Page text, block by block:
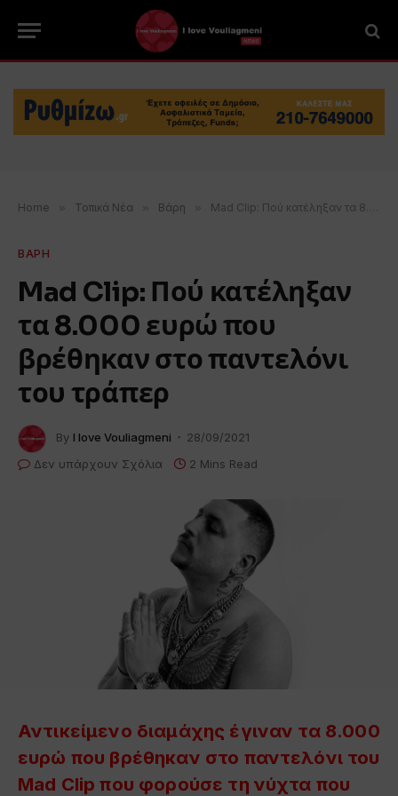
Home » Τοπικά Νέα » Βάρη » Mad Clip: Πού κατέληξαν τα 8.000 ευρώ που βρέθηκαν στο παντελόνι του τράπερ
ΒΑΡΗ
Mad Clip: Πού κατέληξαν
τα 8.000 ευρώ που
βρέθηκαν στο παντελόνι
του τράπερ
By I love Vouliagmeni
28/09/2021
Δεν υπάρχουν Σχόλια
2 Mins Read
Αντικείμενο διαμάχης έγιναν τα 8.000
ευρώ που βρέθηκαν στο παντελόνι του
Mad Clip που φορούσε τη νύχτα που